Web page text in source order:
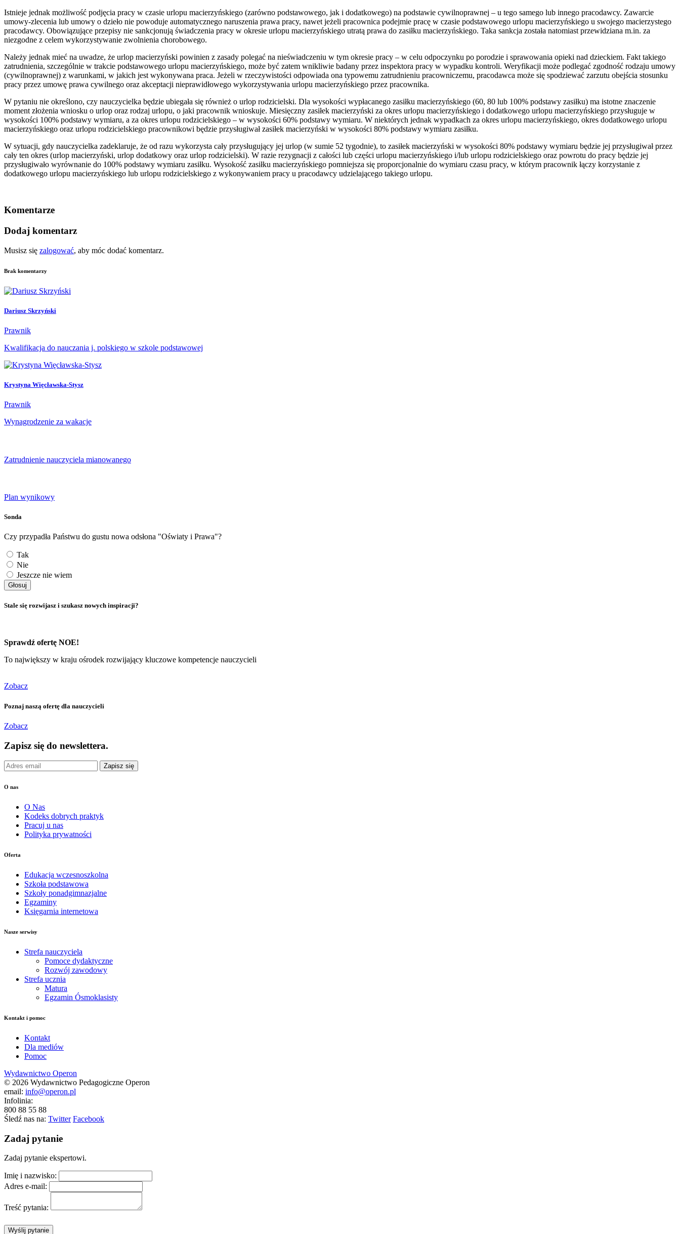
Istnieje jednak możliwość podjęcia pracy w czasie urlopu macierzyńskiego (zarówno podstawowego, jak i dodatkowego) na podstawie cywilnoprawnej – u tego samego lub innego pracodawcy. Zawarcie
umowy-zlecenia lub umowy o dzieło nie powoduje automatycznego naruszenia prawa pracy, nawet jeżeli pracownica podejmie pracę w czasie podstawowego urlopu macierzyńskiego u swojego macierzystego
pracodawcy. Obowiązujące przepisy nie sankcjonują świadczenia pracy w okresie urlopu macierzyńskiego utratą prawa do zasiłku macierzyńskiego. Taka sankcja została natomiast przewidziana m.in. za
niezgodne z celem wykorzystywanie zwolnienia chorobowego.
Należy jednak mieć na uwadze, że urlop macierzyński powinien z zasady polegać na nieświadczeniu w tym okresie pracy – w celu odpoczynku po porodzie i sprawowania opieki nad dzieckiem. Fakt takiego
zatrudnienia, szczególnie w trakcie podstawowego urlopu macierzyńskiego, może być zatem wnikliwie badany przez inspektora pracy w wypadku kontroli. Weryfikacji może podlegać zgodność rodzaju umowy
(cywilnoprawnej) z warunkami, w jakich jest wykonywana praca. Jeżeli w rzeczywistości odpowiada ona typowemu zatrudnieniu pracowniczemu, pracodawca może się spodziewać zarzutu obejścia stosunku
pracy przez umowę prawa cywilnego oraz akceptacji nieprawidłowego wykorzystywania urlopu macierzyńskiego przez pracownika.
W pytaniu nie określono, czy nauczycielka będzie ubiegała się również o urlop rodzicielski. Dla wysokości wypłacanego zasiłku macierzyńskiego (60, 80 lub 100% podstawy zasiłku) ma istotne znaczenie
moment złożenia wniosku o urlop oraz rodzaj urlopu, o jaki pracownik wnioskuje. Miesięczny zasiłek macierzyński za okres urlopu macierzyńskiego i dodatkowego urlopu macierzyńskiego przysługuje w
wysokości 100% podstawy wymiaru, a za okres urlopu rodzicielskiego – w wysokości 60% podstawy wymiaru. W niektórych jednak wypadkach za okres urlopu macierzyńskiego, okres dodatkowego urlopu
macierzyńskiego oraz urlopu rodzicielskiego pracownikowi będzie przysługiwał zasiłek macierzyński w wysokości 80% podstawy wymiaru zasiłku.
W sytuacji, gdy nauczycielka zadeklaruje, że od razu wykorzysta cały przysługujący jej urlop (w sumie 52 tygodnie), to zasiłek macierzyński w wysokości 80% podstawy wymiaru będzie jej przysługiwał przez
cały ten okres (urlop macierzyński, urlop dodatkowy oraz urlop rodzicielski). W razie rezygnacji z całości lub części urlopu macierzyńskiego i/lub urlopu rodzicielskiego oraz powrotu do pracy będzie jej
przysługiwało wyrównanie do 100% podstawy wymiaru zasiłku. Wysokość zasiłku macierzyńskiego pomniejsza się proporcjonalnie do wymiaru czasu pracy, w którym pracownik łączy korzystanie z
dodatkowego urlopu macierzyńskiego lub urlopu rodzicielskiego z wykonywaniem pracy u pracodawcy udzielającego takiego urlopu.
Komentarze
Dodaj komentarz
Musisz się zalogować, aby móc dodać komentarz.
Brak komentarzy
Dariusz Skrzyński
Prawnik
Kwalifikacja do nauczania j. polskiego w szkole podstawowej
Krystyna Więcławska-Stysz
Prawnik
Wynagrodzenie za wakacje
Zatrudnienie nauczyciela mianowanego
Plan wynikowy
Sonda
Czy przypadła Państwu do gustu nowa odsłona "Oświaty i Prawa"?
Tak
Nie
Jeszcze nie wiem
Głosuj
Stale się rozwijasz i szukasz nowych inspiracji?
Sprawdź ofertę NOE!
To największy w kraju ośrodek rozwijający kluczowe kompetencje nauczycieli
Zobacz
Poznaj naszą ofertę dla nauczycieli
Zobacz
Zapisz się do newslettera.
Zapisz się
O nas
O Nas
Kodeks dobrych praktyk
Pracuj u nas
Polityka prywatności
Oferta
Edukacja wczesnoszkolna
Szkoła podstawowa
Szkoły ponadgimnazjalne
Egzaminy
Księgarnia internetowa
Nasze serwisy
Strefa nauczyciela
Pomoce dydaktyczne
Rozwój zawodowy
Strefa ucznia
Matura
Egzamin Ósmoklasisty
Kontakt i pomoc
Kontakt
Dla mediów
Pomoc
Wydawnictwo Operon
© 2026 Wydawnictwo Pedagogiczne Operon
email: info@operon.pl
Infolinia:
800 88 55 88
Śledź nas na: Twitter Facebook
Zadaj pytanie
Zadaj pytanie ekspertowi.
Imię i nazwisko:
Adres e-mail:
Treść pytania: